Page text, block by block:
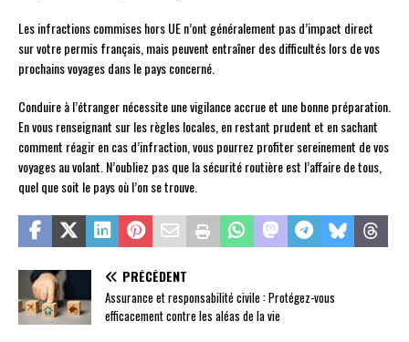
Les infractions commises hors UE n’ont généralement pas d’impact direct
sur votre permis français, mais peuvent entraîner des difficultés lors de vos
prochains voyages dans le pays concerné.
Conduire à l’étranger nécessite une vigilance accrue et une bonne préparation.
En vous renseignant sur les règles locales, en restant prudent et en sachant
comment réagir en cas d’infraction, vous pourrez profiter sereinement de vos
voyages au volant. N’oubliez pas que la sécurité routière est l’affaire de tous,
quel que soit le pays où l’on se trouve.
PRÉCÉDENT
Assurance et responsabilité civile : Protégez-vous
efficacement contre les aléas de la vie